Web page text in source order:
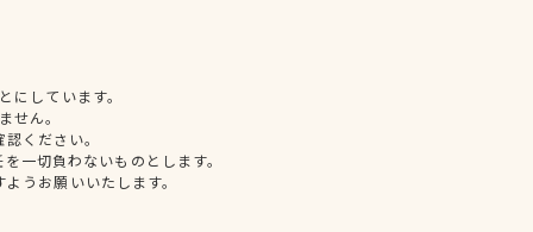
しています。
せん。
ください。
一切負わないものとします。
うお願いいたします。